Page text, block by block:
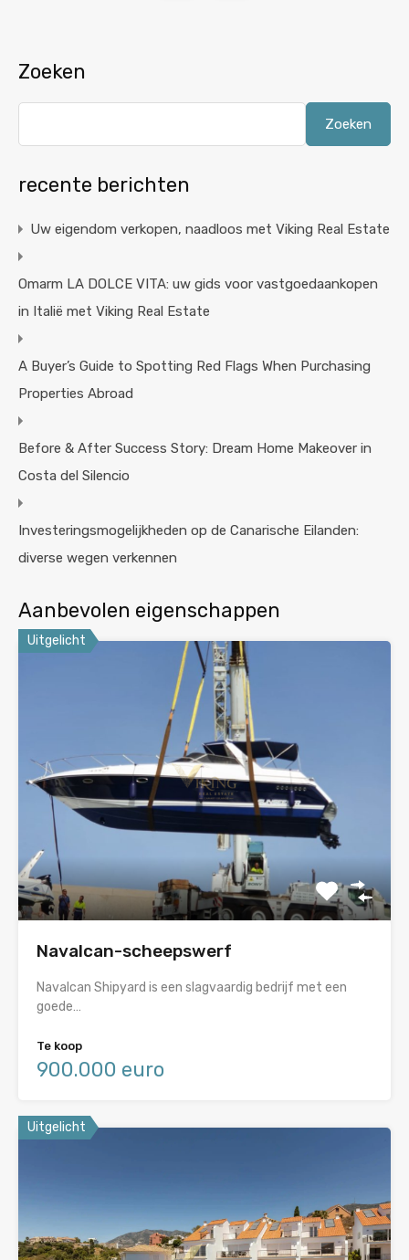
Zoeken
Zoeken
recente berichten
Uw eigendom verkopen, naadloos met Viking Real Estate
Omarm LA DOLCE VITA: uw gids voor vastgoedaankopen
in Italië met Viking Real Estate
A Buyer’s Guide to Spotting Red Flags When Purchasing
Properties Abroad
Before & After Success Story: Dream Home Makeover in
Costa del Silencio
Investeringsmogelijkheden op de Canarische Eilanden:
diverse wegen verkennen
Aanbevolen eigenschappen
Uitgelicht
Navalcan-scheepswerf
Navalcan Shipyard is een slagvaardig bedrijf met een
goede…
Te koop
900.000 euro
Uitgelicht